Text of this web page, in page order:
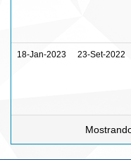
18-Jan-2023 23-Set-2022